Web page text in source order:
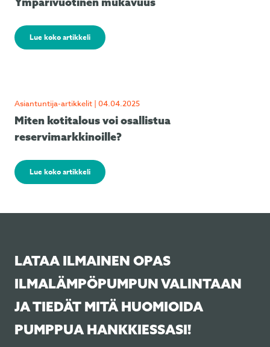
Lue koko artikkeli
Asiantuntija-artikkelit | 04.04.2025
Miten kotitalous voi osallistua
reservimarkkinoille?
Lue koko artikkeli
LATAA ILMAINEN OPAS
ILMALÄMPÖPUMPUN VALINTAAN
JA TIEDÄT MITÄ HUOMIOIDA
PUMPPUA HANKKIESSASI!